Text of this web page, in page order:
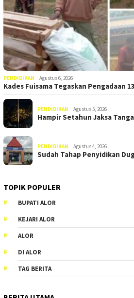
PENDIDIKAN Agustus 6, 2026
Kades Fuisama Tegaskan Pengadaan
PENDIDIKAN Agustus 5, 2026
Hampir Setahun Jaksa
PENDIDIKAN Agustus 4, 2026
Sudah Tahap Penyidikan
TOPIK POPULER
BUPATI ALOR
KEJARI ALOR
ALOR
DI ALOR
TAG BERITA